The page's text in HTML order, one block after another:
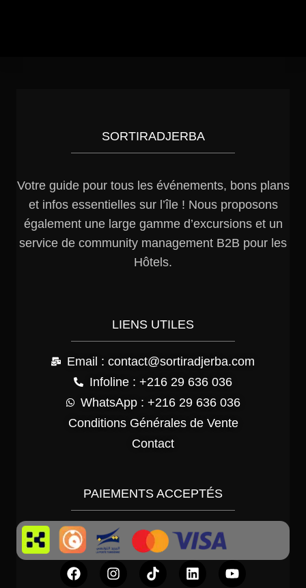
SORTIRADJERBA
Votre guide pour tous les événements, bons plans
et infos essentielles sur l’île ! Nous proposons
également une large gamme d’excursions et un
service de community management B2B pour les
Hôtels.
LIENS UTILES
Email : contact@sortiradjerba.com
Infoline : +216 29 636 036
WhatsApp : +216 29 636 036
Conditions Générales de Vente
Contact
PAIEMENTS ACCEPTÉS